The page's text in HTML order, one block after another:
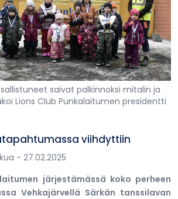
saivat palkinnoksi mitalin ja
Lions Club Punkalaitumen presidentti
viihdyttiin
- 27.02.2025
järjestämässä koko perheen
Vehkajärvellä Särkän tanssilavan